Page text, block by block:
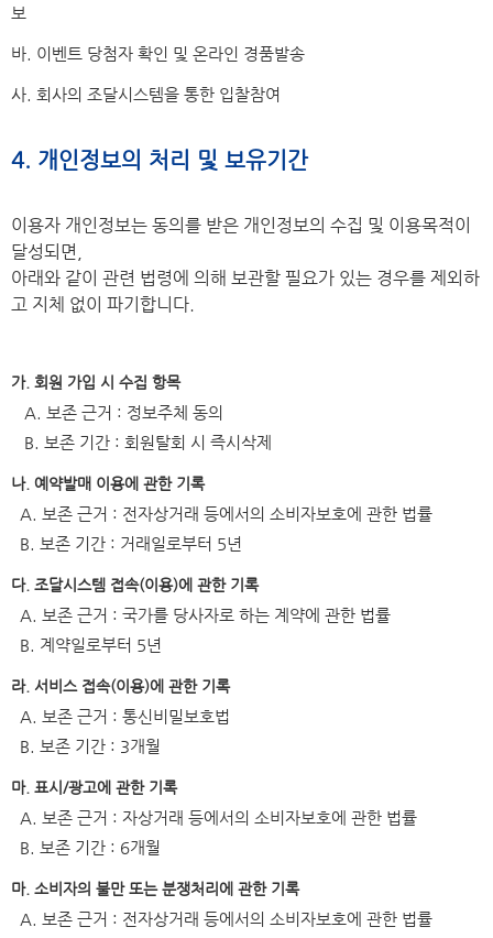
보
바. 이벤트 당첨자 확인 및 온라인 경품발송
사. 회사의 조달시스템을 통한 입찰참여
4. 개인정보의 처리 및 보유기간
이용자 개인정보는 동의를 받은 개인정보의 수집 및 이용목적이
달성되면,
아래와 같이 관련 법령에 의해 보관할 필요가 있는 경우를 제외하
고 지체 없이 파기합니다.
가. 회원 가입 시 수집 항목
A. 보존 근거 : 정보주체 동의
B. 보존 기간 : 회원탈회 시 즉시삭제
나. 예약발매 이용에 관한 기록
A. 보존 근거 : 전자상거래 등에서의 소비자보호에 관한 법률
B. 보존 기간 : 거래일로부터 5년
다. 조달시스템 접속(이용)에 관한 기록
A. 보존 근거 : 국가를 당사자로 하는 계약에 관한 법률
B. 계약일로부터 5년
라. 서비스 접속(이용)에 관한 기록
A. 보존 근거 : 통신비밀보호법
B. 보존 기간 : 3개월
마. 표시/광고에 관한 기록
A. 보존 근거 : 자상거래 등에서의 소비자보호에 관한 법률
B. 보존 기간 : 6개월
마. 소비자의 불만 또는 분쟁처리에 관한 기록
A. 보존 근거 : 전자상거래 등에서의 소비자보호에 관한 법률